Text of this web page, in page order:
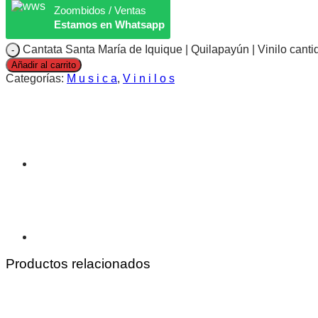
Zoombidos / Ventas
Estamos en Whatsapp
Cantata Santa María de Iquique | Quilapayún | Vinilo
Añadir al carrito
Categorías: M u s i c a, V i n i l o s
Productos relacionados